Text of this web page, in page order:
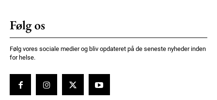
Følg os
Følg vores sociale medier og bliv opdateret på de seneste nyheder inden
for helse.